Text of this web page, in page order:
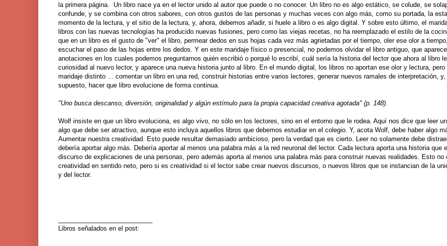
la primera página. Un libro nace ya en el lector unido al autor que puede o no conocer. Un libro no es algo estático, se colude, se
confunde, y se combina con otros sabores, con otros gustos de las personas y muchas veces con algo más, como su portada, la
momento de la lectura, y el sitio de la lectura, y, ahora, debemos añadir, si huele a libro o es algo digital. Y sobre esto último, el
libros con las nuevas tecnologías ha producido nuevas fusiones, pero como las viejas recetas, no ha reemplazado el estilo de la
que en un libro es el gusto de "ver" el libro, permear dedos en sus hojas cada vez más agrietadas por el tiempo, oler ese olor a
escuchar el paso de las hojas entre los dedos. Y en este maridaje físico o presencial, no podemos olvidar el libro antiguo, que
anotaciones en los cuales podemos preguntarnos quién escribió o porqué lo escribí, cuál sería la historia del lector que ahora al libro
curiosidad al nuevo lector, y aparece una nueva historia junto al libro. En el mundo digital, los libros no aportan ese olor y lectura, pero
maridaje distinto ... comentar un libro en una red, construir historias entre varios lectores, generar nuevos ramales de interpretación, y,
supuesto, hacer que libro evolucione de forma continua.
"Uno busca descanso, diversión, originalidad y algún estímulo para la propia capacidad creativa agotada" (p. 148)
Wolf insiste en que un libro evoluciona, es algo vivo, no sólo en los lectores, sino en el entorno que le rodea. Aquí nos dice que leer
algo que debe ser atractivo, aunque esto incluya aquellos libros que debemos estudiar en el colegio. Y, acota Wolf, debe haber algo
Aumentar nuestra creatividad. Esto puede resultar demasiado ambicioso, pero la verdad que es cierto. Leer no solamente debe
debería aportar algo más. Debería aportar al menos una palabra más a la red neuronal del lector. Cada lectura aporta una historia que
discurso de explicaciones de una personas, pero además aporta al menos una palabra más para construir nuevas realidades. Esto no
creatividad en sentido neto, pero si es creatividad si el lector sabe crear nuevos discursos, o nuevos libros que se instancian de la
y del lector.
Libros señalados en el post: